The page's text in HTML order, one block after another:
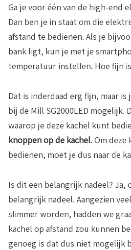
Ga je voor één van de high-end
Dan ben je in staat om die
afstand te bedienen. Als je
bank ligt, kun je met je
temperatuur instellen. Hoe fijn
Dat is inderdaad erg fijn, maar
bij de Mill SG2000LED mogelijk.
waarop je deze kachel kunt
knoppen op de kachel. Om
bedienen, moet je dus naar de
Is dit een belangrijk nadeel? Ja,
belangrijk nadeel. Aangezien
slimmer worden, hadden we
kachel op afstand zou kunnen
genoeg is dat dus niet mogelijk